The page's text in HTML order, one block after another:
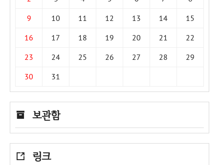
9
10 11 12 13 14
15
16
17 18 19 20 21
22
23
24 25 26 27 28
29
30
31
보관함
링크